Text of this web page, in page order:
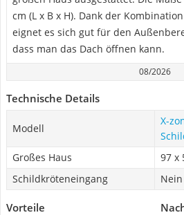
cm (L x B x H). Dank der
eignet es sich gut für den
dass man das Dach öffnen kann.
08/2026
Technische Details
Modell
X-
Großes Haus
97 x
Schildkröteneingang
Nein
Vorteile